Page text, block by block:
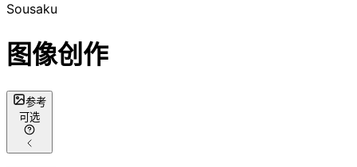
Sousaku
图像创作
参考
可选